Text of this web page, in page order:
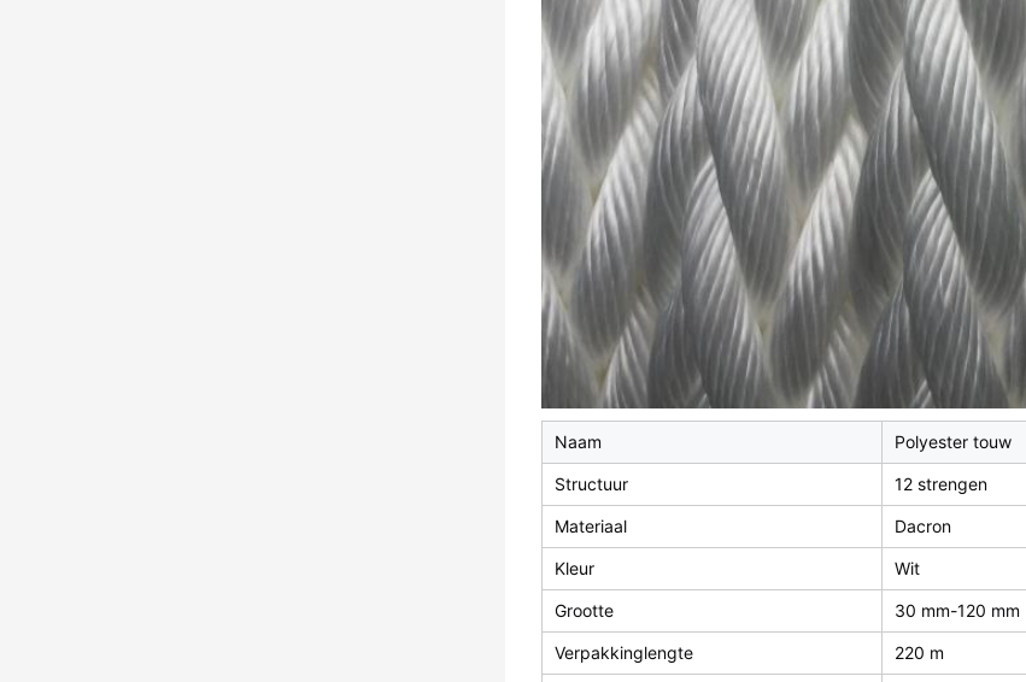
Naam Polyester touw
Structuur 12 strengen
Materiaal Dacron
Kleur Wit
Grootte 30 mm-120 mm
Verpakkinglengte 220 m